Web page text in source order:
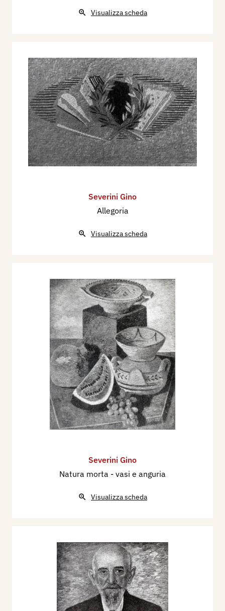
Visualizza scheda
Severini Gino
Allegoria
Visualizza scheda
Severini Gino
Natura morta - vasi e anguria
Visualizza scheda